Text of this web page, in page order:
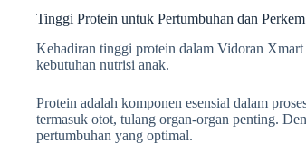
Tinggi Protein untuk Pertumbuhan dan
Kehadiran tinggi protein dalam Vidoran
kebutuhan nutrisi anak.
Protein adalah komponen esensial dalam
termasuk otot, tulang organ-organ penting.
pertumbuhan yang optimal.